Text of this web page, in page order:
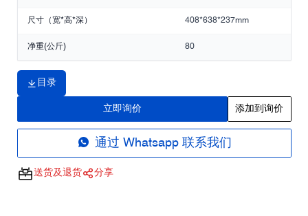
尺寸（宽*高*深） 408*638*237mm
净重(公斤) 80
目录
立即询价 添加到询价
通过 Whatsapp 联系我们
送货及退货 分享